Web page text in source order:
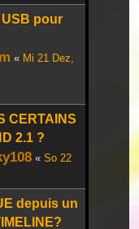
pour
« Mi 21 Dez,
CERTAINS
2.1 ?
« So 22
depuis un